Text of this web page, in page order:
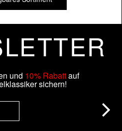
und 10% Rabattauf
sichern!